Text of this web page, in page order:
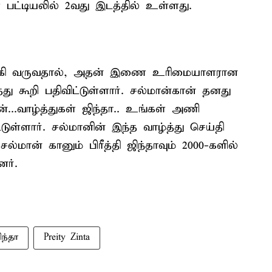
2வது இடத்தில் உள்ளது.
வருவதால், அதன் இணை உரிமையாளரான
கூறி பதிவிட்டுள்ளார். சல்மான்கான் தனது
ஜிந்தா.. உங்கள் அணி
சல்மானின் இந்த வாழ்த்து செய்தி
கானும் பிரீத்தி ஜிந்தாவும் 2000-களில்
Preity Zinta